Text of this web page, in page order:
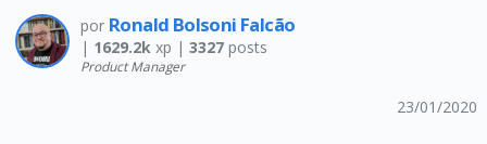
por Ronald Bolsoni Falcão
| 1629.2kxp | 3327posts
Product Manager
23/01/2020